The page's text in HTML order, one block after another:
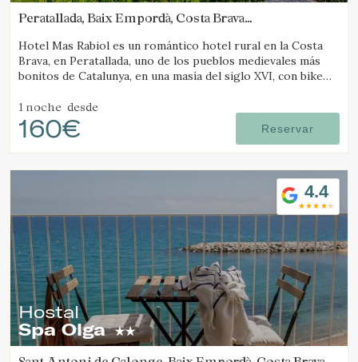
Gestionar mi reserva
Peratallada, Baix Empordà, Costa Brava
Hotel Mas Rabiol es un romántico hotel rural en la Costa
Brava, en Peratallada, uno de los pueblos medievales más
bonitos de Catalunya, en una masía del siglo XVI, con bike
1 noche desde
160€ Reservar
4.4
Hostal
Spa Olga